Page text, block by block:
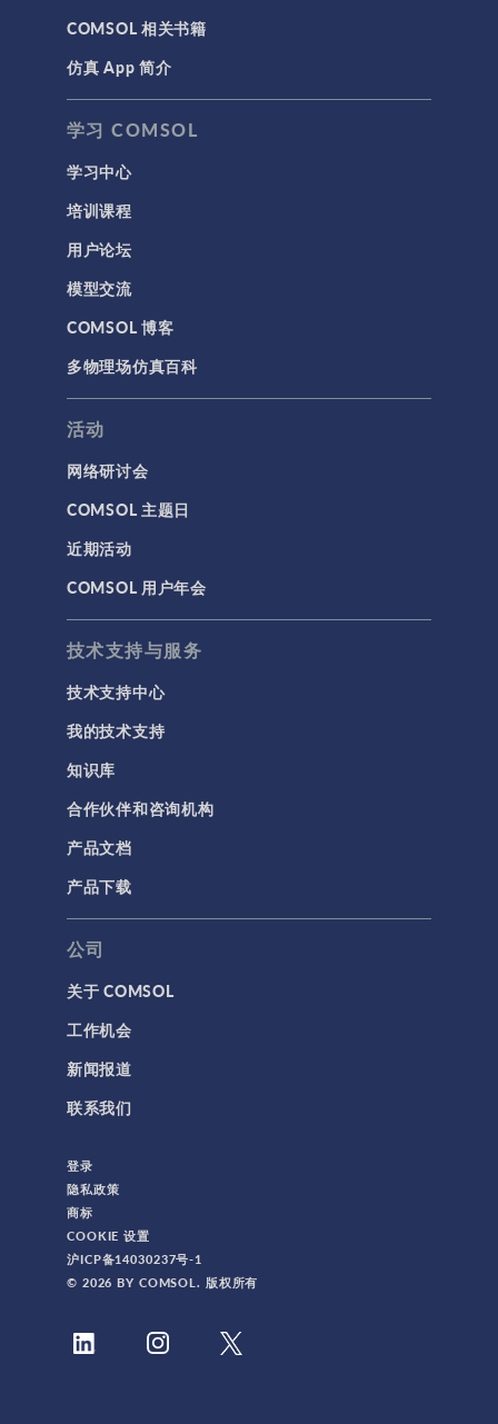
COMSOL 相关书籍
仿真 App 简介
学习 COMSOL
学习中心
培训课程
用户论坛
模型交流
COMSOL 博客
多物理场仿真百科
活动
网络研讨会
COMSOL 主题日
近期活动
COMSOL 用户年会
技术支持与服务
技术支持中心
我的技术支持
知识库
合作伙伴和咨询机构
产品文档
产品下载
公司
关于 COMSOL
工作机会
新闻报道
联系我们
登录
隐私政策
商标
COOKIE 设置
沪ICP备14030237号-1
© 2026 BY COMSOL. 版权所有